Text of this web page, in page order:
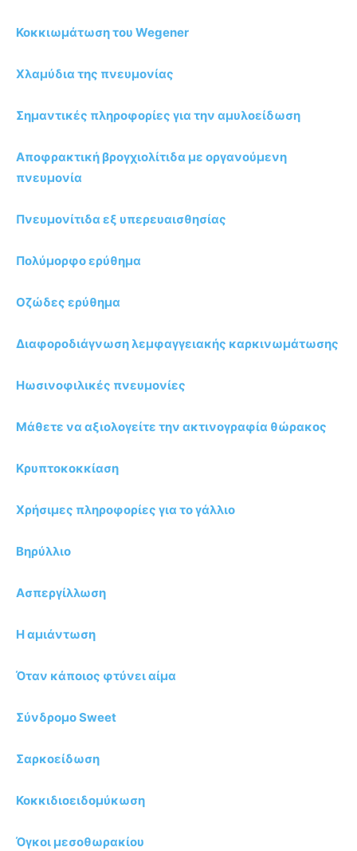
Κοκκιωμάτωση του Wegener
Χλαμύδια της πνευμονίας
Σημαντικές πληροφορίες για την αμυλοείδωση
Αποφρακτική βρογχιολίτιδα με οργανούμενη
πνευμονία
Πνευμονίτιδα εξ υπερευαισθησίας
Πολύμορφο ερύθημα
Οζώδες ερύθημα
Διαφοροδιάγνωση λεμφαγγειακής καρκινωμάτωσης
Ηωσινοφιλικές πνευμονίες
Μάθετε να αξιολογείτε την ακτινογραφία θώρακος
Κρυπτοκοκκίαση
Χρήσιμες πληροφορίες για το γάλλιο
Βηρύλλιο
Ασπεργίλλωση
Η αμιάντωση
Όταν κάποιος φτύνει αίμα
Σύνδρομο Sweet
Σαρκοείδωση
Κοκκιδιοειδομύκωση
Όγκοι μεσοθωρακίου